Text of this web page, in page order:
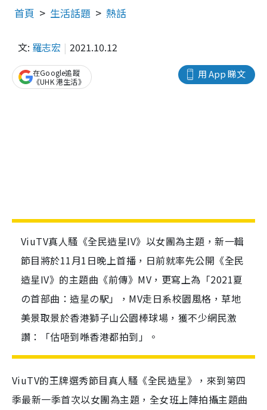
首頁 生活話題 熱話
文: 羅志宏 2021.10.12
用 App 睇文
在Google追蹤
《UHK 港生活》
ViuTV真人騷《全民造星IV》以女團為主題，新一輯
節目將於11月1日晚上首播，日前就率先公開《全民
造星IV》的主題曲《前傳》MV，更寫上為「2021夏
の首部曲：造星の駅」，MV走日系校園風格，草地
美景取景於香港獅子山公園棒球場，獲不少網民激
讚：「估唔到喺香港都拍到」。
ViuTV的王牌選秀節目真人騷《全民造星》，來到第四
季最新一季首次以女團為主題，全女班上陣拍攝主題曲